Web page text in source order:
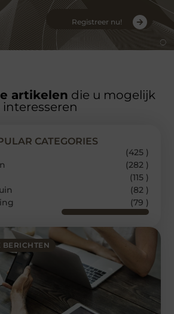
Registreer nu!
artikelen die u mogelijk
interesseren
BERICHTEN
CATEGORIES
(425 )
(282 )
(115 )
(82 )
(79 )